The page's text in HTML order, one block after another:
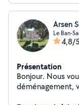
Arsen
Le Ban-
4,8/5
Présentation
Bonjour. Nous vous proposons nos services de
déménagement,